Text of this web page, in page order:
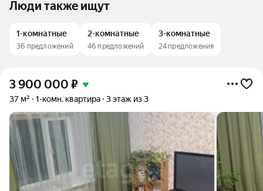
Люди также ищут
1-комнатные
36 предложений
2-комнатные
46 предложений
3-комнатные
24 предложения
3 900 000 ₽
37 м² 1-комн. квартира 3 этаж из 3